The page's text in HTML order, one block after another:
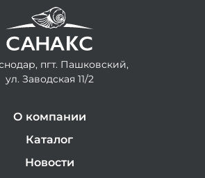
пгт. Пашковский,
ул. Заводская 11/2
О компании
Каталог
Новости